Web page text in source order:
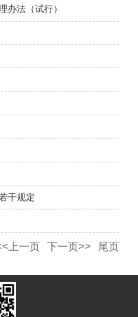
办法（试行）
干规定
上一页 下一页>> 尾页